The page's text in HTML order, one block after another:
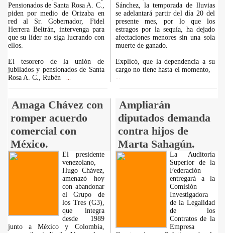
Pensionados de Santa Rosa A. C.,
piden por medio de Orizaba en
red al Sr. Gobernador, Fidel
Herrera Beltrán, intervenga para
que su líder no siga lucrando con
ellos.
El tesorero de la unión de
jubilados y pensionados de Santa
Rosa A. C., Rubén
Sánchez, la temporada de lluvias
se adelantará partir del día 20 del
presente mes, por lo que los
estragos por la sequía, ha dejado
afectaciones menores sin una sola
muerte de ganado.
Explicó, que la dependencia a su
cargo no tiene hasta el momento,
Amaga Chávez con
romper acuerdo
comercial con
México.
Ampliarán
diputados demanda
contra hijos de
Marta Sahagún.
El presidente
venezolano,
Hugo Chávez,
amenazó hoy
con abandonar
el Grupo de
los Tres (G3),
que integra
desde 1989
junto a México y Colombia,
La Auditoría
Superior de la
Federación
entregará a la
Comisión
Investigadora
de la Legalidad
de los
Contratos de la
Empresa